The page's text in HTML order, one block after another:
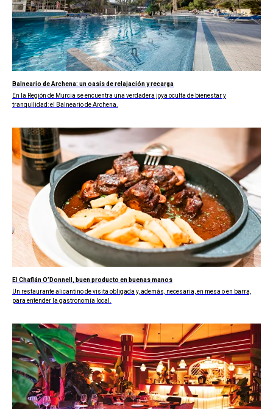
Balneario de Archena: un oasis de relajación y recarga
En la Región de Murcia se encuentra una verdadera joya oculta de bienestar y
tranquilidad: el Balneario de Archena.
El Chaflán O’Donnell, buen producto en buenas manos
Un restaurante alicantino de visita obligada y, además, necesaria, en mesa o en barra,
para entender la gastronomía local.